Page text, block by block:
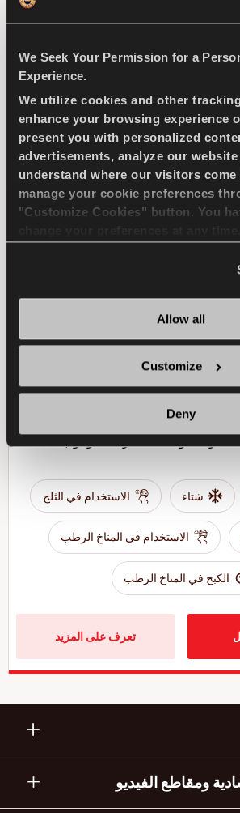
We Seek Your Permission for a
Experience.
We utilize cookies and other
enhance your browsing experience
present you with personalized
advertisements, analyze our
understand where our visitors come
manage your cookie preferences
"Customize Cookies" button. You
Allow all
Customize
Deny
قيادة رياضية
الرطب
الجاف
الجاف الكبح في المناخ الرطب
SNOWAYS
شتاء الاستخدام في الثلج
الاستخدام في المناخ الرطب
الكبح في المناخ الرطب
تعرف على المزيد
ومقاطع الفيديو